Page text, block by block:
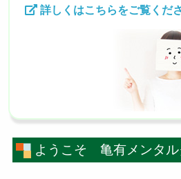
詳しくはこちらをご覧くだ
ようこそ 亀有メンタル